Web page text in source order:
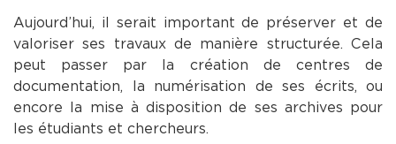
Aujourd’hui, il serait important de préserver et de
valoriser ses travaux de manière structurée. Cela
peut passer par la création de centres de
documentation, la numérisation de ses écrits, ou
encore la mise à disposition de ses archives pour
les étudiants et chercheurs.